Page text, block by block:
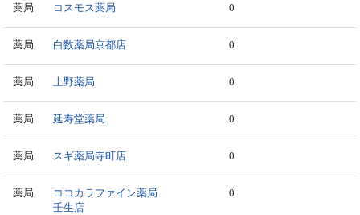
薬局 コスモス薬局 0
薬局 白数薬局京都店 0
薬局 上野薬局 0
薬局 延寿堂薬局 0
薬局 スギ薬局寺町店 0
薬局
ココカラファイン薬局
壬生店
0